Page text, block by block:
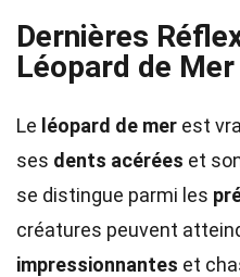
Dernières
Léopard de Mer
Le léopard de mer est
ses dents acérées et
se distingue parmi les
créatures peuvent
impressionnantes et